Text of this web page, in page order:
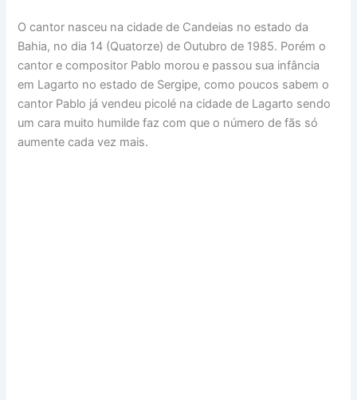
O cantor nasceu na cidade de Candeias no estado da
Bahia, no dia 14 (Quatorze) de Outubro de 1985. Porém o
cantor e compositor Pablo morou e passou sua infância
em Lagarto no estado de Sergipe, como poucos sabem o
cantor Pablo já vendeu picolé na cidade de Lagarto sendo
um cara muito humilde faz com que o número de fãs só
aumente cada vez mais.